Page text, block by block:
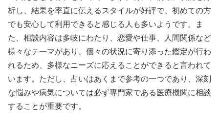
析し、結果を率直に伝えるスタイルが好評で、初めての方
でも安心して利用できると感じる人も多いようです。ま
た、相談内容は多岐にわたり、恋愛や仕事、人間関係など
様々なテーマがあり、個々の状況に寄り添った鑑定が行わ
れるため、多様なニーズに応えることができると言われて
います。ただし、占いはあくまで参考の一つであり、深刻
な悩みや病気については必ず専門家である医療機関に相談
することが重要です。